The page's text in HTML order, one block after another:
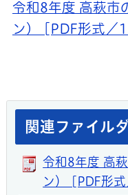
令和8年度 高萩市
ン） [PDF形式／
関連ファイル
令和8年度 高
ン） [PDF形